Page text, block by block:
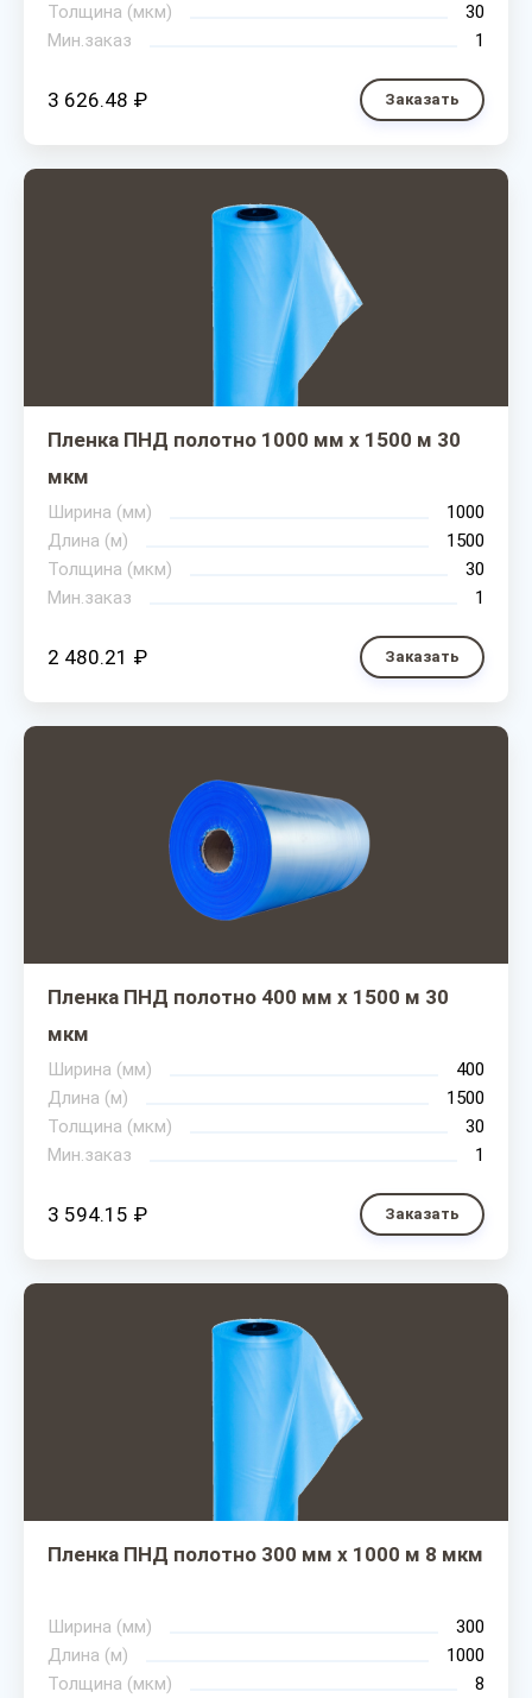
Толщина (мкм)
30
Мин.заказ
1
3 626.48 ₽ Заказать
Пленка ПНД полотно 1000 мм х 1500 м 30
мкм
Ширина (мм)
1000
Длина (м)
1500
Толщина (мкм)
30
Мин.заказ
1
2 480.21 ₽ Заказать
Пленка ПНД полотно 400 мм х 1500 м 30
мкм
Ширина (мм)
400
Длина (м)
1500
Толщина (мкм)
30
Мин.заказ
1
3 594.15 ₽ Заказать
Пленка ПНД полотно 300 мм х 1000 м 8 мкм
Ширина (мм)
300
Длина (м)
1000
Толщина (мкм)
8